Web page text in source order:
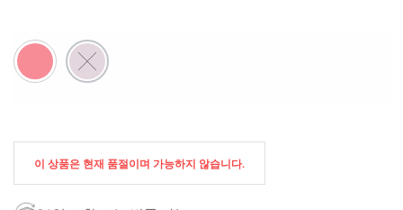
이 상품은 현재 품절이며 가능하지 않습니다.